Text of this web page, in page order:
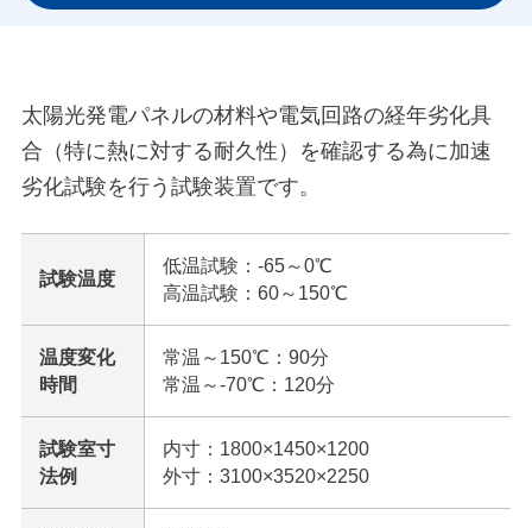
太陽光発電パネルの材料や電気回路の経年劣化具
合（特に熱に対する耐久性）を確認する為に加速
劣化試験を行う試験装置です。
試験温度
低温試験：-65～0℃
高温試験：60～150℃
温度変化
時間
常温～150℃：90分
常温～-70℃：120分
試験室寸
法例
内寸：1800×1450×1200
外寸：3100×3520×2250